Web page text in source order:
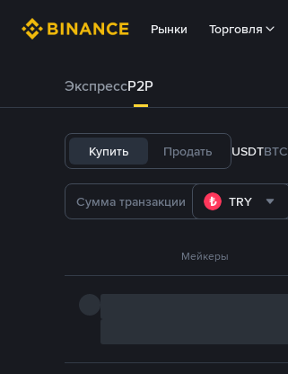
Рынки Торговля
ЭкспрессP2P
Купить Продать USDTBTC
TRY
Мейкеры